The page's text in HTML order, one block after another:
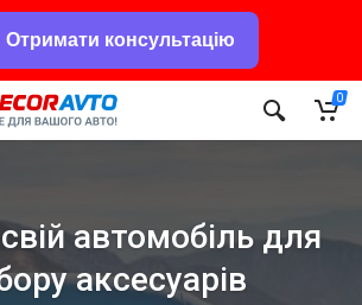
Отримати консультацію
0
автомобіль для
аксесуарів